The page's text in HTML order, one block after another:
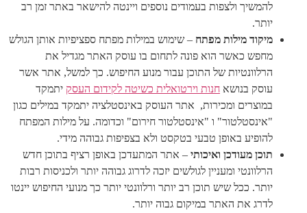
להמשיך ולצפות בעמודים נוספים ויינטה להישאר באתר זמן רב
יותר.
מיקוד מילות מפתח – שימוש במילות מפתח ספציפיות אותן הגולש
מחפש כאשר הוא פונה לתחום בו עוסק האתר מגדיל את
הרלוונטיות של התוכן עבור מנוע החיפוש. כך למשל, אתר אשר
עוסק בנושא חנות וירטואלית כשיטה לקידום העסק יתמקד
במוצרים ומכירות, אתר העוסק באינסטלציה יתמקד במילים כגון
"אינסטלטור" ו "אינסטלטור חירום" וכדומה. על מילות המפתח
להופיע באופן טבעי בטקסט ולא בצפיפות גבוהה מידי.
תוכן מעודכן ואיכותי – אתר המתעדכן באופן רציף בתוכן חדש
הרלוונטי ומעניין לגולשים יזכה לדרוג גבוהה יותר ולכניסות רבות
יותר. ככל שיש תוכן רב יותר ורלוונטי יותר כך מנועי החיפוש יינטו
לדרג את האתר במיקום גבוה יותר.